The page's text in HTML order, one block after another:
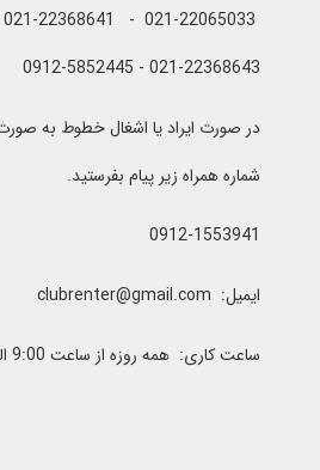
021-22368643 - 0912-5852445
شماره همراه زیر پیام بفرستید.
0912-1553941
ایمیل: clubrenter@gmail.com
ساعت کاری: همه روزه از ساعت 9:00 الی 17:00